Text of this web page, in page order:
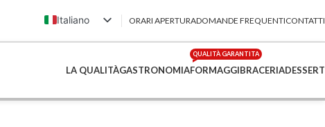
Italiano
English (UK)
Français
ORARI APERTURADOMANDE FREQUENTICONTATTI
LA QUALITÀGASTRONOMIAFORMAGGI
QUALITÀ GARANTITA
BRACERIADESSERT